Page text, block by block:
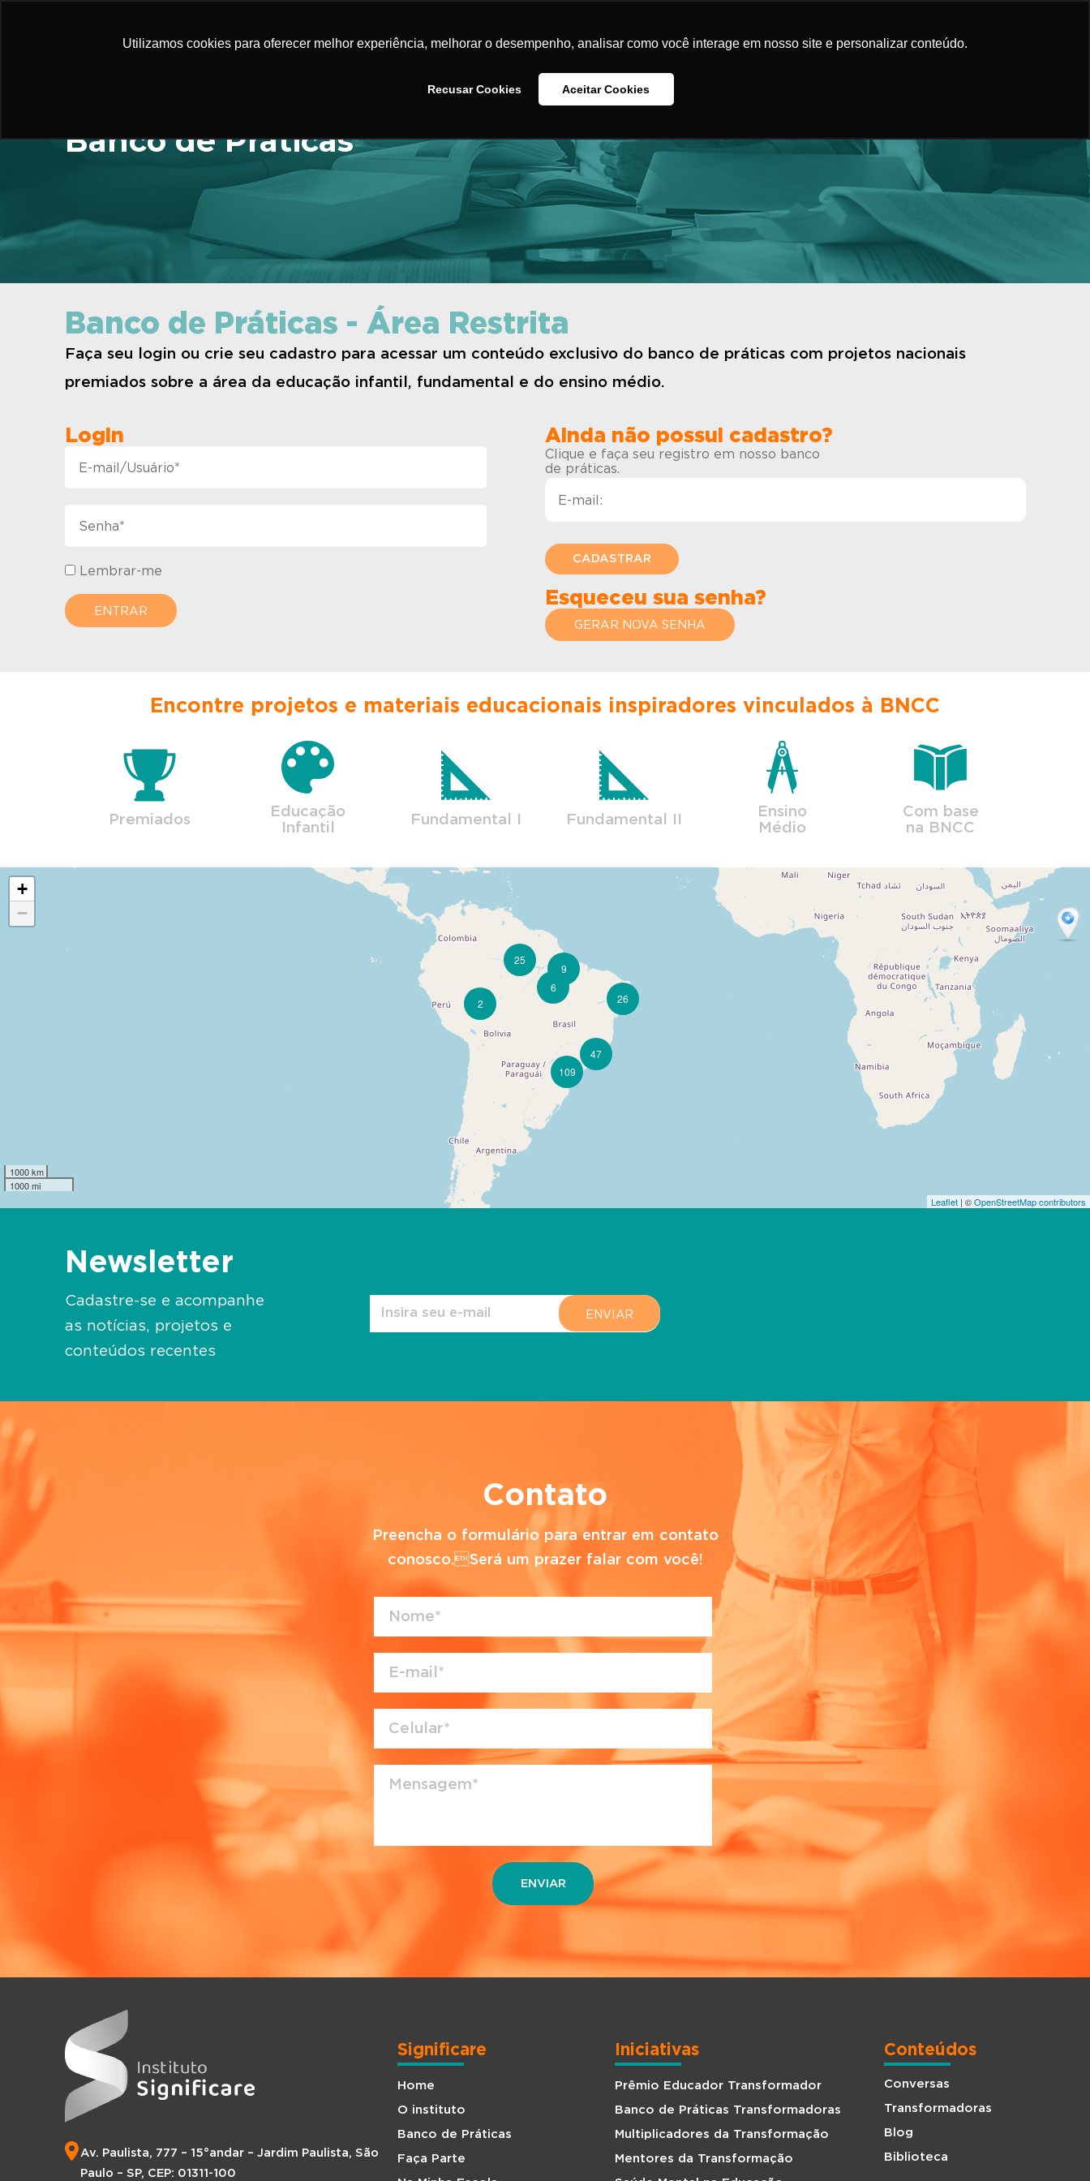
Utilizamos cookies para oferecer melhor experiência, melhorar o desempenho, analisar como você interage em nosso site e personalizar conteúdo.
Recusar Cookies Aceitar Cookies
Banco de Práticas Faça Parte
Contato
Banco de Práticas
Banco de Práticas - Área Restrita
Faça seu login ou crie seu cadastro para acessar um conteúdo exclusivo do banco de práticas com projetos nacionais
premiados sobre a área da educação infantil, fundamental e do ensino médio.
Login
Lembrar-me
Ainda não possui cadastro?
Clique e faça seu registro em nosso banco
de práticas.
Esqueceu sua senha?
GERAR NOVA SENHA
Encontre projetos e materiais educacionais inspiradores vinculados à BNCC
Premiados
Educação
Infantil
Fundamental I Fundamental II
Ensino
Médio
Com base
na BNCC
2
9
6
26
25
47
109
+
−
1000 km
1000 mi
Leaflet | ©OpenStreetMap contributors
Newsletter
Cadastre-se e acompanhe
as notícias, projetos e
conteúdos recentes
Contato
Preencha o formulário para entrar em contato
conosco.Será um prazer falar com você!
Av. Paulista, 777 – 15°andar – Jardim Paulista, São
Paulo – SP, CEP: 01311-100
Significare
Home
O instituto
Banco de Práticas
Faça Parte
Iniciativas
Prêmio Educador Transformador
Banco de Práticas Transformadoras
Multiplicadores da Transformação
Mentores da Transformação
Conteúdos
Conversas
Transformadoras
Blog
Biblioteca